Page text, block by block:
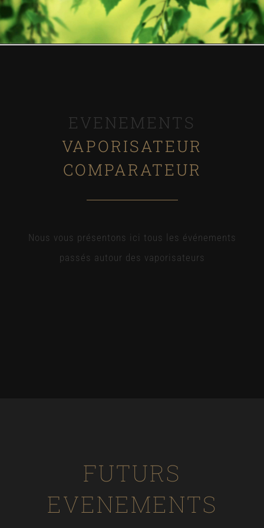
EVENEMENTS
VAPORISATEUR
COMPARATEUR
Nous vous présentons ici tous les événements
passés autour des vaporisateurs
FUTURS
EVENEMENTS